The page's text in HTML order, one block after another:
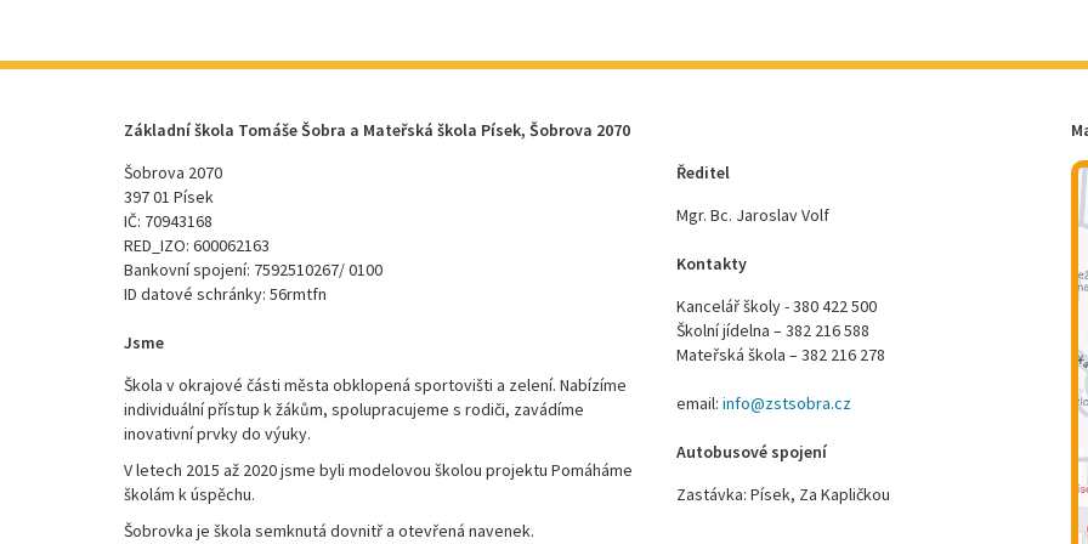
Základní škola Tomáše Šobra a Mateřská škola Písek, Šobrova 2070
Šobrova 2070
397 01 Písek
IČ: 70943168
RED_IZO: 600062163
Bankovní spojení: 7592510267/ 0100
ID datové schránky: 56rmtfn
Jsme
Škola v okrajové části města obklopená sportovišti a zelení. Nabízíme
individuální přístup k žákům, spolupracujeme s rodiči, zavádíme
inovativní prvky do výuky.
V letech 2015 až 2020 jsme byli modelovou školou projektu Pomáháme
školám k úspěchu.
Šobrovka je škola semknutá dovnitř a otevřená navenek.
Ředitel
Mgr. Bc. Jaroslav Volf
Kontakty
Kancelář školy - 380 422 500
Školní jídelna – 382 216 588
Mateřská škola – 382 216 278
email: info@zstsobra.cz
Autobusové spojení
Zastávka: Písek, Za Kapličkou